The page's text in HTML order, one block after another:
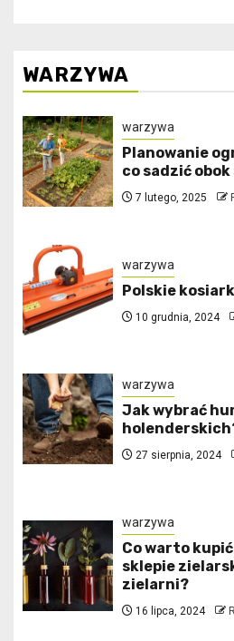
WARZYWA
warzywa
Planowanie
co sadzić obok
7 lutego, 2025
warzywa
Polskie
10 grudnia, 2024
warzywa
Jak wybrać
27 sierpnia, 2024
warzywa
Co warto
sklepie
zielarni?
16 lipca, 2024